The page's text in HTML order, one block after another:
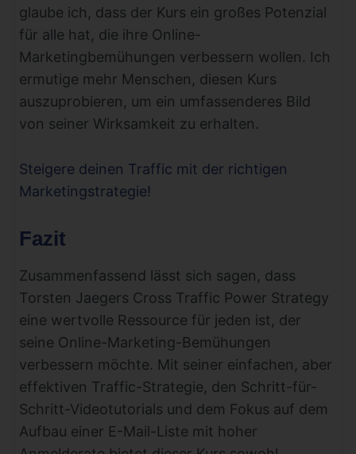
glaube ich, dass der Kurs ein großes Potenzial
für alle hat, die ihre Online-
Marketingbemühungen verbessern wollen. Ich
ermutige mehr Menschen, diesen Kurs
auszuprobieren, um ein umfassenderes Bild
von seiner Wirksamkeit zu erhalten.
Steigere deinen Traffic mit der richtigen
Marketingstrategie!
Fazit
Zusammenfassend lässt sich sagen, dass
Torsten Jaegers Cross Traffic Power Strategy
eine wertvolle Ressource für jeden ist, der
seine Online-Marketing-Bemühungen
verbessern möchte. Mit seiner einfachen, aber
effektiven Traffic-Strategie, den Schritt-für-
Schritt-Videotutorials und dem Fokus auf dem
Aufbau einer E-Mail-Liste mit hoher